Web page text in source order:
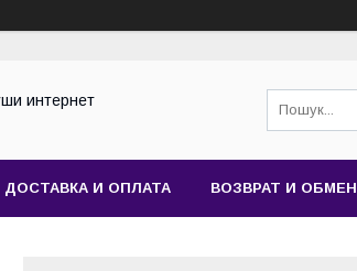
интернет
ДОСТАВКА И ОПЛАТА ВОЗВРАТ И ОБМЕН